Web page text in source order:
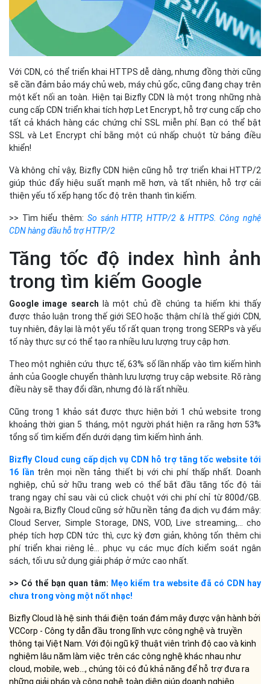
Với CDN, có thể triển khai HTTPS dễ dàng, nhưng đồng thời cũng
sẽ cần đảm bảo máy chủ web, máy chủ gốc, cũng đang chạy trên
một kết nối an toàn. Hiện tại Bizfly CDN là một trong những nhà
cung cấp CDN triển khai tích hợp Let Encrypt, hỗ trợ cung cấp cho
tất cả khách hàng các chứng chỉ SSL miễn phí. Bạn có thể bật
SSL và Let Encrypt chỉ bằng một cú nhấp chuột từ bảng điều
khiển!
Và không chỉ vậy, Bizfly CDN hiện cũng hỗ trợ triển khai HTTP/2
giúp thúc đẩy hiệu suất mạnh mẽ hơn, và tất nhiên, hỗ trợ cải
thiện yếu tố xếp hạng tốc độ trên thanh tìn kiếm.
>> Tìm hiểu thêm: So sánh HTTP, HTTP/2 & HTTPS. Công nghệ
CDN hàng đầu hỗ trợ HTTP/2
Tăng tốc độ index hình ảnh
trong tìm kiếm Google
Google image search là một chủ đề chúng ta hiếm khi thấy
được thảo luận trong thế giới SEO hoặc thậm chí là thế giới CDN,
tuy nhiên, đây lại là một yếu tố rất quan trọng trong SERPs và yếu
tố này thực sự có thể tạo ra nhiều lưu lượng truy cập hơn.
Theo một nghiên cứu thực tế, 63% số lần nhấp vào tìm kiếm hình
ảnh của Google chuyển thành lưu lượng truy cập website. Rõ ràng
điều này sẽ thay đổi dần, nhưng đó là rất nhiều.
Cũng trong 1 khảo sát được thực hiện bởi 1 chủ website trong
khoảng thời gian 5 tháng, một người phát hiện ra rằng hơn 53%
tổng số tìm kiếm đến dưới dạng tìm kiếm hình ảnh.
Bizfly Cloud cung cấp dịch vụ CDN hỗ trợ tăng tốc website tới
16 lần trên mọi nền tảng thiết bị với chi phí thấp nhất. Doanh
nghiệp, chủ sở hữu trang web có thể bắt đầu tăng tốc độ tải
trang ngay chỉ sau vài cú click chuột với chi phí chỉ từ 800đ/GB.
Ngoài ra, Bizfly Cloud cũng sở hữu nền tảng đa dịch vụ đám mây:
Cloud Server, Simple Storage, DNS, VOD, Live streaming,... cho
phép tích hợp CDN tức thì, cực kỳ đơn giản, không tốn thêm chi
phí triển khai riêng lẻ... phục vụ các mục đích kiểm soát ngân
sách, tối ưu sử dụng giải pháp ở mức cao nhất.
>> Có thể bạn quan tâm: Mẹo kiểm tra website đã có CDN hay
chưa trong vòng một nốt nhạc!
Bizfly Cloud là hệ sinh thái điện toán đám mây được vận hành bởi
VCCorp - Công ty dẫn đầu trong lĩnh vực công nghệ và truyền
thông tại Việt Nam. Với đội ngũ kỹ thuật viên trình độ cao và kinh
nghiệm lâu năm làm việc trên các công nghệ khác nhau như
cloud, mobile, web..., chúng tôi có đủ khả năng để hỗ trợ đưa ra
những giải pháp và công nghệ toàn diện giúp doanh nghiệp